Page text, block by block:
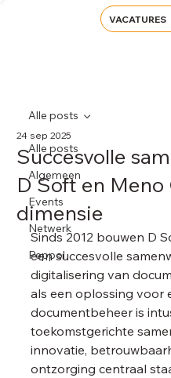
VACATURES
Alle posts
Algemeen
Events
Netwerk
Peppol
Alle posts
Succesvolle
D Soft en
dimensie
24 sep 2025
Sinds 2012 bouwen D
een succesvolle
digitalisering van
als een oplossing voor
documentbeheer is
toekomstgerichte
innovatie,
ontzorging centraal